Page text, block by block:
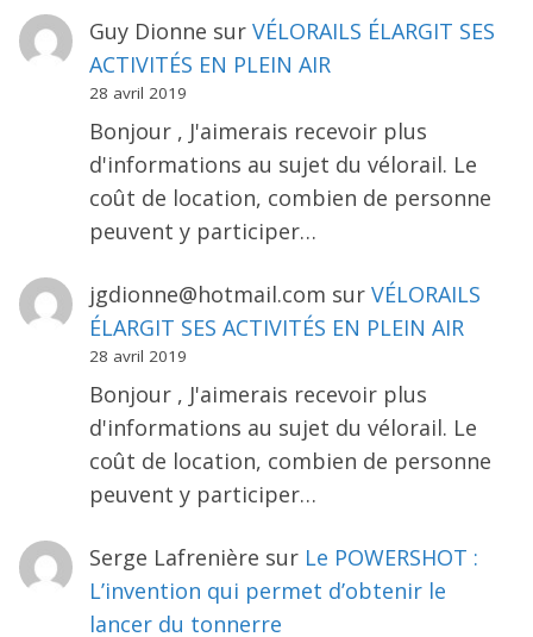
Guy Dionne sur VÉLORAILS ÉLARGIT SES
ACTIVITÉS EN PLEIN AIR
28 avril 2019
Bonjour , J'aimerais recevoir plus
d'informations au sujet du vélorail. Le
coût de location, combien de personne
peuvent y participer…
jgdionne@hotmail.com sur VÉLORAILS
ÉLARGIT SES ACTIVITÉS EN PLEIN AIR
28 avril 2019
Bonjour , J'aimerais recevoir plus
d'informations au sujet du vélorail. Le
coût de location, combien de personne
peuvent y participer…
Serge Lafrenière sur Le POWERSHOT :
L’invention qui permet d’obtenir le
lancer du tonnerre